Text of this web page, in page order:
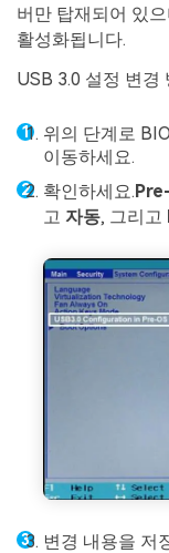
버만 탑재되어 있
활성화됩니다.
USB 3.0 설정 변경
위의 단계로
이동하세요.
확인하세요.
고 자동, 그리고
변경 내용을 저